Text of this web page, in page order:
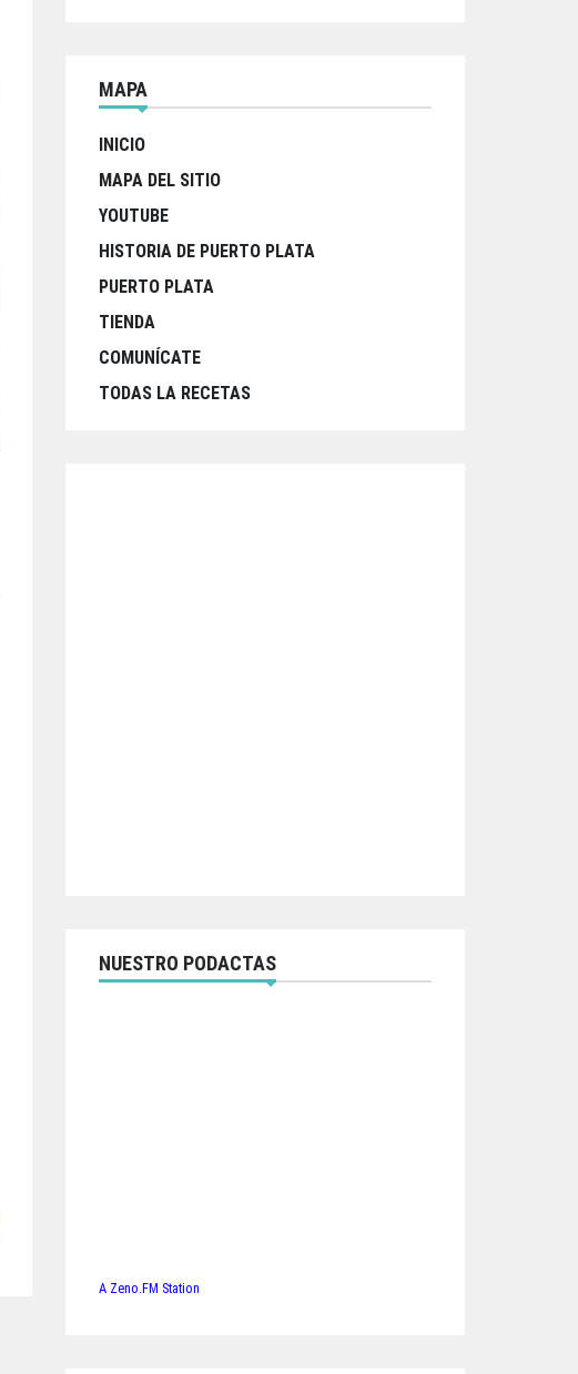
MAPA
INICIO
MAPA DEL SITIO
YOUTUBE
HISTORIA DE PUERTO PLATA
PUERTO PLATA
TIENDA
COMUNÍCATE
TODAS LA RECETAS
NUESTRO PODACTAS
A Zeno.FM Station